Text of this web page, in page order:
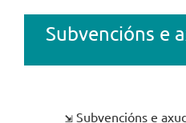
Subvencións e
⇲Subvencións e